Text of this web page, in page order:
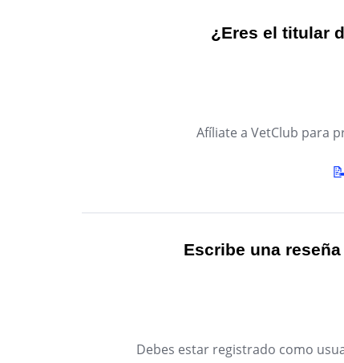
¿Eres el titular
Afíliate a VetClub para
Escribe una
Debes estar registrado como